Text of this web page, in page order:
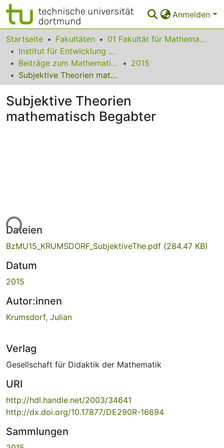
Anmelden
Bereiche & Sammlungen
Das gesamte Repositorium
Statistiken
FAQ
Leitlinien
Startseite Fakultäten
01 Fakultät für Mathematik
Institut für Entwicklung und Erforschung des Mathematikunterrichts
Beiträge zum Mathematikunterricht
2015
Subjektive Theorien mathematisch Begabter
Subjektive Theorien
mathematisch Begabter
Dateien
BzMU15_KRUMSDORF_SubjektiveThe.pdf (284.47 KB)
Datum
2015
Autor:innen
Krumsdorf, Julian
Verlag
Gesellschaft für Didaktik der Mathematik
URI
http://hdl.handle.net/2003/34641
http://dx.doi.org/10.17877/DE290R-16694
Sammlungen